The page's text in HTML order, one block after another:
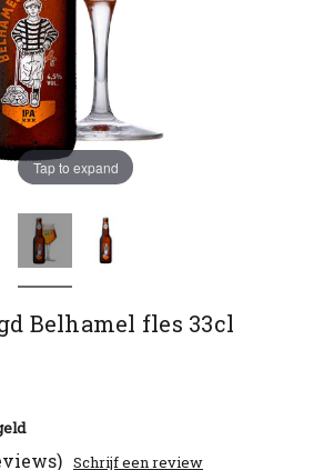
Tap to expand
Belhamel fles 33cl
Schrijf een review